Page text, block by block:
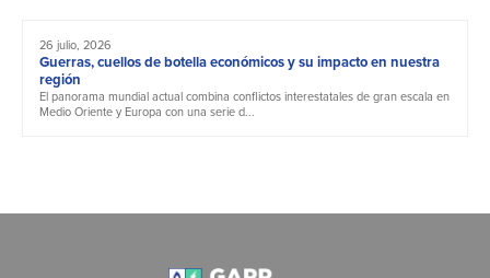
26 julio, 2026
Guerras, cuellos de botella económicos y su impacto en nuestra
región
El panorama mundial actual combina conflictos interestatales de gran escala en
Medio Oriente y Europa con una serie d...